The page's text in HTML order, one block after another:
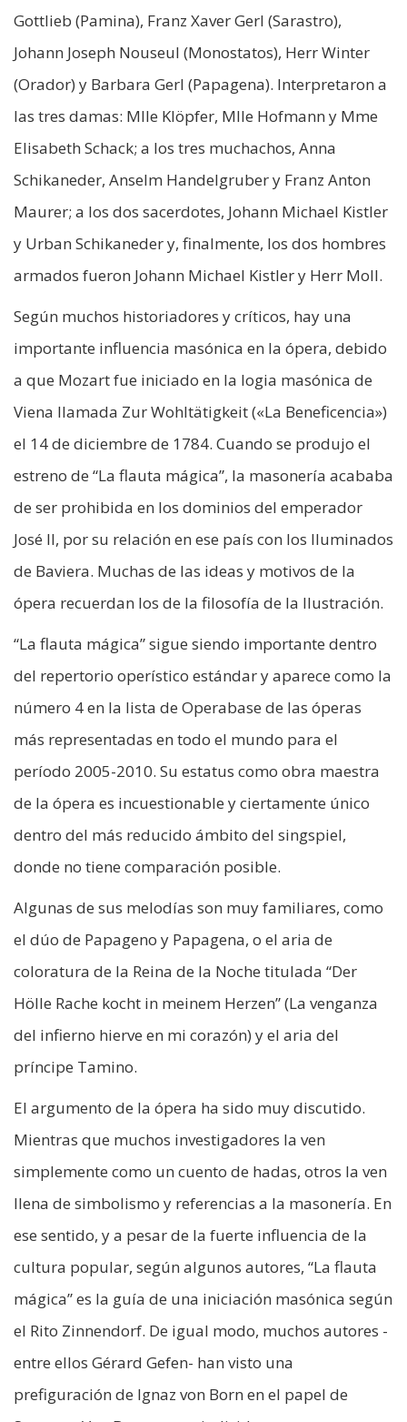
Gottlieb (Pamina), Franz Xaver Gerl (Sarastro),
Johann Joseph Nouseul (Monostatos), Herr Winter
(Orador) y Barbara Gerl (Papagena). Interpretaron a
las tres damas: Mlle Klöpfer, Mlle Hofmann y Mme
Elisabeth Schack; a los tres muchachos, Anna
Schikaneder, Anselm Handelgruber y Franz Anton
Maurer; a los dos sacerdotes, Johann Michael Kistler
y Urban Schikaneder y, finalmente, los dos hombres
armados fueron Johann Michael Kistler y Herr Moll.
Según muchos historiadores y críticos, hay una
importante influencia masónica en la ópera, debido
a que Mozart fue iniciado en la logia masónica de
Viena llamada Zur Wohltätigkeit («La Beneficencia»)
el 14 de diciembre de 1784. Cuando se produjo el
estreno de “La flauta mágica”, la masonería acababa
de ser prohibida en los dominios del emperador
José II, por su relación en ese país con los Iluminados
de Baviera. Muchas de las ideas y motivos de la
ópera recuerdan los de la filosofía de la Ilustración.
“La flauta mágica” sigue siendo importante dentro
del repertorio operístico estándar y aparece como la
número 4 en la lista de Operabase de las óperas
más representadas en todo el mundo para el
período 2005-2010. Su estatus como obra maestra
de la ópera es incuestionable y ciertamente único
dentro del más reducido ámbito del singspiel,
donde no tiene comparación posible.
Algunas de sus melodías son muy familiares, como
el dúo de Papageno y Papagena, o el aria de
coloratura de la Reina de la Noche titulada “Der
Hölle Rache kocht in meinem Herzen” (La venganza
del infierno hierve en mi corazón) y el aria del
príncipe Tamino.
El argumento de la ópera ha sido muy discutido.
Mientras que muchos investigadores la ven
simplemente como un cuento de hadas, otros la ven
llena de simbolismo y referencias a la masonería. En
ese sentido, y a pesar de la fuerte influencia de la
cultura popular, según algunos autores, “La flauta
mágica” es la guía de una iniciación masónica según
el Rito Zinnendorf. De igual modo, muchos autores -
entre ellos Gérard Gefen- han visto una
prefiguración de Ignaz von Born en el papel de